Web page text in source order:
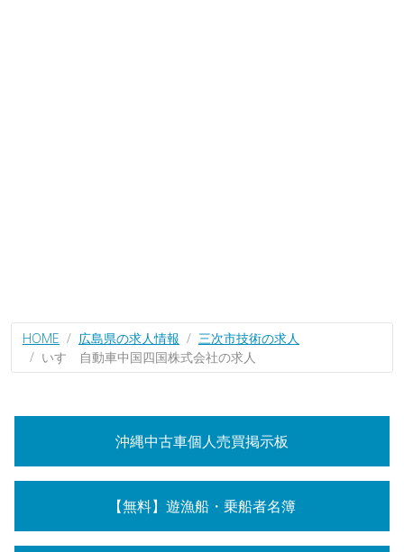
HOME 広島県の求人情報
三次市技術の求人
いすゞ自動車中国四国株式会社の求人
沖縄中古車個人売買掲示板
【無料】遊漁船・乗船者名簿